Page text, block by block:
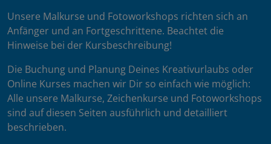
Unsere Malkurse und Fotoworkshops richten sich an
Anfänger und an Fortgeschrittene. Beachtet die
Hinweise bei der Kursbeschreibung!
Die Buchung und Planung Deines Kreativurlaubs oder
Online Kurses machen wir Dir so einfach wie möglich:
Alle unsere Malkurse, Zeichenkurse und Fotoworkshops
sind auf diesen Seiten ausführlich und detailliert
beschrieben.